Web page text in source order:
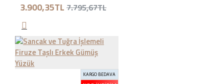
İade şartları nelerdir?
İade etmek üzere gönderdiğiniz ürünlerde tam olması
gereken öğeleri aşağıda bulabilirsiniz. Bunlardan herhangi
3.900,35TL 7.795,67TL
KARGO BEDAVA